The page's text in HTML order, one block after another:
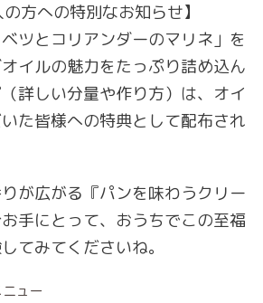
の方への特別なお知らせ】
ツとコリアンダーのマリネ」を
イルの魅力をたっぷり詰め込ん
詳しい分量や作り方）は、オイ
た皆様への特典として配布され
が広がる『パンを味わうクリー
手にとって、おうちでこの至福
てみてくださいね。
ュー